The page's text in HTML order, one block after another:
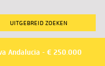
UITGEBREID ZOEKEN
Andalucia - € 250.000